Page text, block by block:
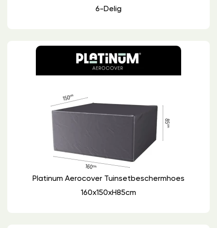
6-Delig
Platinum Aerocover Tuinsetbeschermhoes
160x150xH85cm